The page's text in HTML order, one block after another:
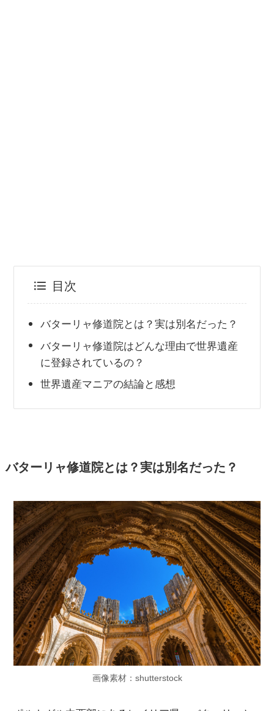
目次
バターリャ修道院とは？実は別名だった？
バターリャ修道院はどんな理由で世界遺産
に登録されているの？
世界遺産マニアの結論と感想
バターリャ修道院とは？実は別名だった？
画像素材：shutterstock